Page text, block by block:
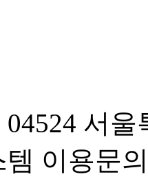
서
이용문